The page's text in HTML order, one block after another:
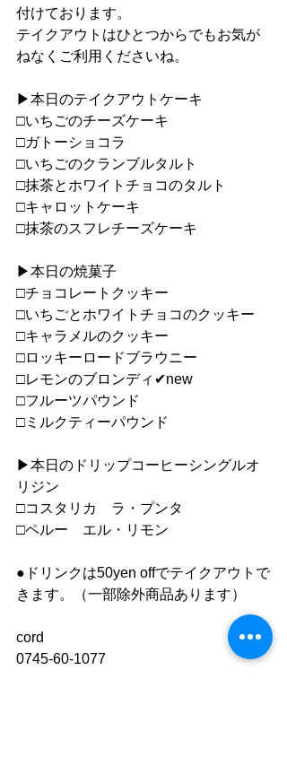
付けております。
テイクアウトはひとつからでもお気が
ねなくご利用くださいね。
▶︎本日のテイクアウトケーキ
□いちごのチーズケーキ
□ガトーショコラ
□いちごのクランブルタルト
□抹茶とホワイトチョコのタルト
□キャロットケーキ
□抹茶のスフレチーズケーキ
▶︎本日の焼菓子
□チョコレートクッキー
□いちごとホワイトチョコのクッキー
□キャラメルのクッキー
□ロッキーロードブラウニー
□レモンのブロンディ✔︎new
□フルーツパウンド
□ミルクティーパウンド
▶︎本日のドリップコーヒーシングルオ
リジン
□コスタリカ　ラ・プンタ
□ペルー　エル・リモン
●ドリンクは50yen offでテイクアウトで
きます。（一部除外商品あります）
cord
0745-60-1077